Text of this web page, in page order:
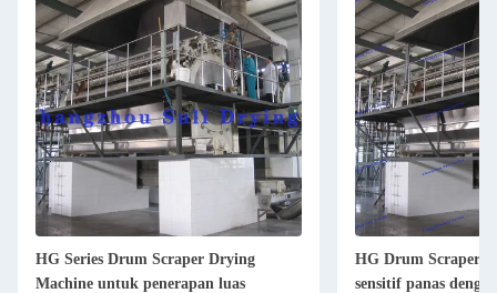
HG Series Drum Scraper Drying
Machine untuk penerapan luas
HG Drum Scraper
sensitif panas